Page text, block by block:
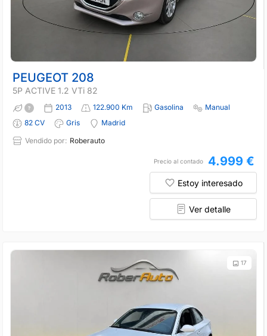
PEUGEOT 208
5P ACTIVE 1.2 VTi 82
2013 122.900 Km Gasolina
Manual
82 CV
Gris
Madrid
Vendido por: Roberauto
Precio al contado 4.999 €
Estoy interesado
Ver detalle
17